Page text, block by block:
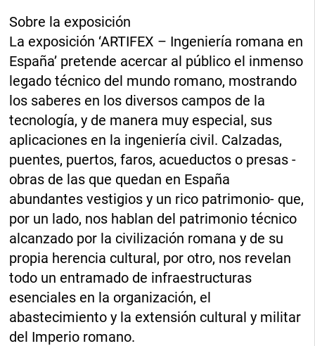
Sobre la exposición
La exposición ‘ARTIFEX – Ingeniería romana en
España’ pretende acercar al público el inmenso
legado técnico del mundo romano, mostrando
los saberes en los diversos campos de la
tecnología, y de manera muy especial, sus
aplicaciones en la ingeniería civil. Calzadas,
puentes, puertos, faros, acueductos o presas -
obras de las que quedan en España
abundantes vestigios y un rico patrimonio- que,
por un lado, nos hablan del patrimonio técnico
alcanzado por la civilización romana y de su
propia herencia cultural, por otro, nos revelan
todo un entramado de infraestructuras
esenciales en la organización, el
abastecimiento y la extensión cultural y militar
del Imperio romano.